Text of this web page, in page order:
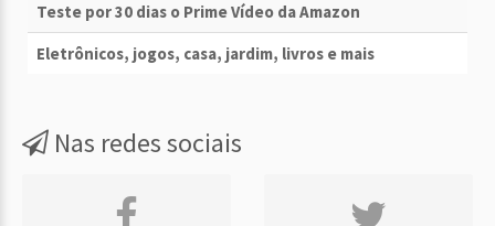
Teste por 30 dias o Prime Vídeo da Amazon
Eletrônicos, jogos, casa, jardim, livros e mais
Nas redes sociais